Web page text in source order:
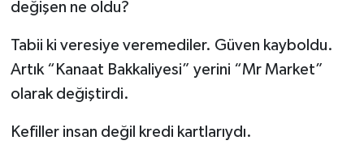
değişen ne oldu?
Tabii ki veresiye veremediler. Güven kayboldu.
Artık “Kanaat Bakkaliyesi” yerini “Mr Market”
olarak değiştirdi.
Kefiller insan değil kredi kartlarıydı.